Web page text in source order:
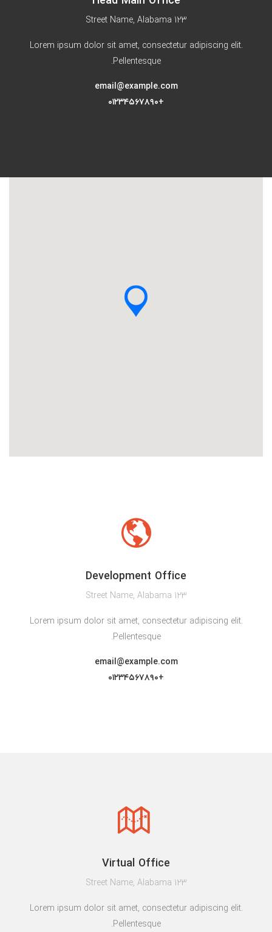
123 Street Name, Alabama
Lorem ipsum dolor sit amet, consectetur adipiscing elit.
Pellentesque.
email@example.com
+۰۱۲۳۴۵۶۷۸۹۰
Development Office
123 Street Name, Alabama
Lorem ipsum dolor sit amet, consectetur adipiscing elit.
Pellentesque.
email@example.com
+۰۱۲۳۴۵۶۷۸۹۰
Virtual Office
123 Street Name, Alabama
Lorem ipsum dolor sit amet, consectetur adipiscing elit.
Pellentesque.